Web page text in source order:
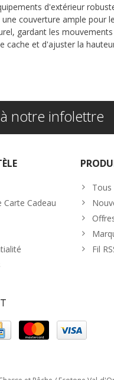
d'extérieur
couverture ample pour
gardant les
cache et d'ajuster la
notre infolettre
Carte Cadeau
Tous
Fil